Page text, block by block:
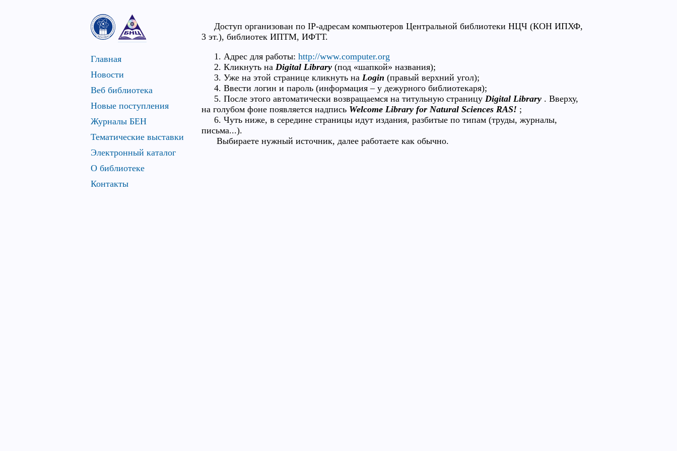
Главная
Новости
Веб библиотека
Новые поступления
Журналы БЕН
Тематические выставки
Электронный каталог
О библиотеке
Контакты
Доступ организован по IP-адресам компьютеров Центральной библиотеки НЦЧ (КОН ИПХФ,
3 эт.), библиотек ИПТМ, ИФТТ.
1. Адрес для работы: http://www.computer.org
2. Кликнуть на Digital Library (под «шапкой» названия);
3. Уже на этой странице кликнуть на Login (правый верхний угол);
4. Ввести логин и пароль (информация – у дежурного библиотекаря);
5. После этого автоматически возвращаемся на титульную страницу Digital Library . Вверху,
на голубом фоне появляется надпись Welcome Library for Natural Sciences RAS! ;
6. Чуть ниже, в середине страницы идут издания, разбитые по типам (труды, журналы,
письма...).
Выбираете нужный источник, далее работаете как обычно.